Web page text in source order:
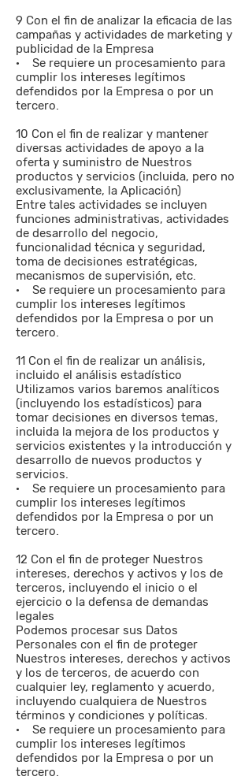
9 Con el fin de analizar la eficacia de las
campañas y actividades de marketing y
publicidad de la Empresa
· Se requiere un procesamiento para
cumplir los intereses legítimos
defendidos por la Empresa o por un
tercero.
10 Con el fin de realizar y mantener
diversas actividades de apoyo a la
oferta y suministro de Nuestros
productos y servicios (incluida, pero no
exclusivamente, la Aplicación)
Entre tales actividades se incluyen
funciones administrativas, actividades
de desarrollo del negocio,
funcionalidad técnica y seguridad,
toma de decisiones estratégicas,
mecanismos de supervisión, etc.
· Se requiere un procesamiento para
cumplir los intereses legítimos
defendidos por la Empresa o por un
tercero.
11 Con el fin de realizar un análisis,
incluido el análisis estadístico
Utilizamos varios baremos analíticos
(incluyendo los estadísticos) para
tomar decisiones en diversos temas,
incluida la mejora de los productos y
servicios existentes y la introducción y
desarrollo de nuevos productos y
servicios.
· Se requiere un procesamiento para
cumplir los intereses legítimos
defendidos por la Empresa o por un
tercero.
12 Con el fin de proteger Nuestros
intereses, derechos y activos y los de
terceros, incluyendo el inicio o el
ejercicio o la defensa de demandas
legales
Podemos procesar sus Datos
Personales con el fin de proteger
Nuestros intereses, derechos y activos
y los de terceros, de acuerdo con
cualquier ley, reglamento y acuerdo,
incluyendo cualquiera de Nuestros
términos y condiciones y políticas.
· Se requiere un procesamiento para
cumplir los intereses legítimos
defendidos por la Empresa o por un
tercero.